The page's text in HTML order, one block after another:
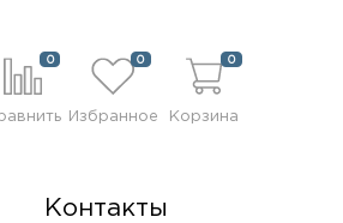
0 0
Избранное
0
Корзина
Контакты